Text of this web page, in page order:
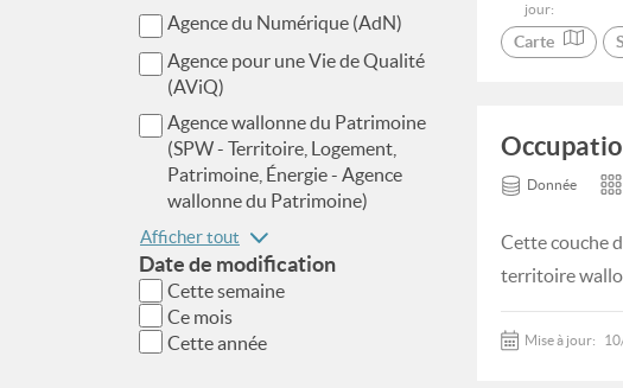
Agence du Numérique (AdN)
Agence pour une Vie de Qualité
(AViQ)
Agence wallonne du Patrimoine
(SPW - Territoire, Logement,
Patrimoine, Énergie - Agence
wallonne du Patrimoine)
Afficher tout
Date de modification
Cette semaine
Ce mois
Cette année
jour:
Carte
Donnée
Cette couche
territoire
Mise à jour: